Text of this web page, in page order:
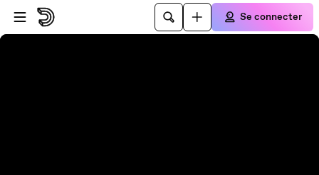
Passer au player
Passer au contenu principal
Se connecter